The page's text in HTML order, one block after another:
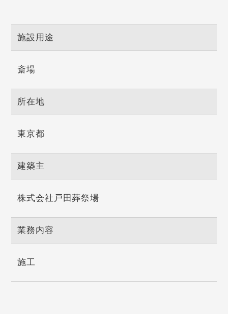
施設用途
斎場
所在地
東京都
建築主
株式会社戸田葬祭場
業務内容
施工